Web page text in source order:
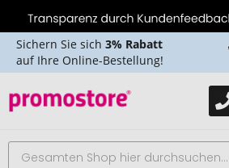
Sichern Sie sich 3% Rabatt
auf Ihre Online-Bestellung!